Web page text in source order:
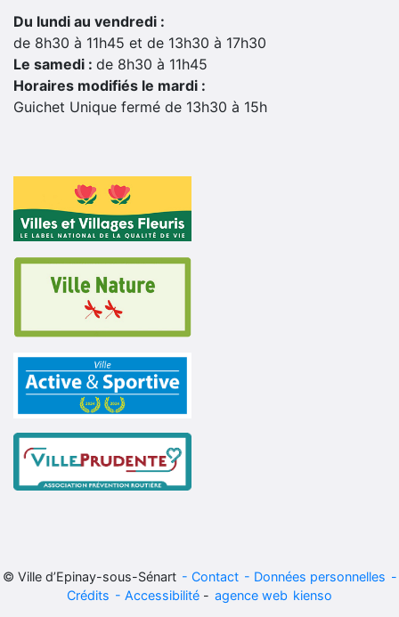
Du lundi au vendredi :
de 8h30 à 11h45 et de 13h30 à 17h30
Le samedi : de 8h30 à 11h45
Horaires modifiés le mardi :
Guichet Unique fermé de 13h30 à 15h
© Ville d’Epinay-sous-Sénart Contact
Données personnelles
Crédits
Accessibilité - agence web kienso